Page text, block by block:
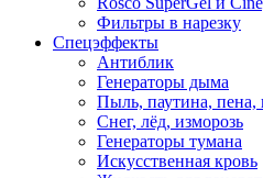
Фильтры в нарезку
Спецэффекты
Антиблик
Генераторы дыма
Пыль, паутина, пена,
Снег, лёд, изморозь
Генераторы тумана
Искусственная кровь